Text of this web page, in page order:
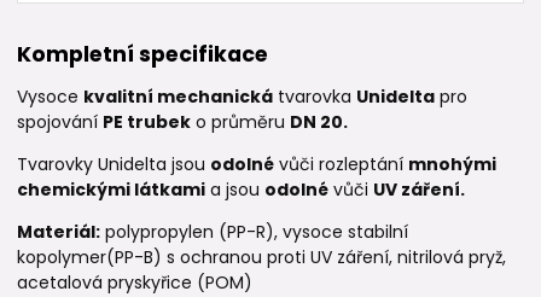
Kompletní specifikace
Vysoce kvalitní mechanická tvarovka Unidelta pro
spojování PE trubek o průměru DN 20.
Tvarovky Unidelta jsou odolné vůči rozleptání mnohými
chemickými látkami a jsou odolné vůči UV záření.
Materiál: polypropylen (PP-R), vysoce stabilní
kopolymer(PP-B) s ochranou proti UV záření, nitrilová pryž,
acetalová pryskyřice (POM)